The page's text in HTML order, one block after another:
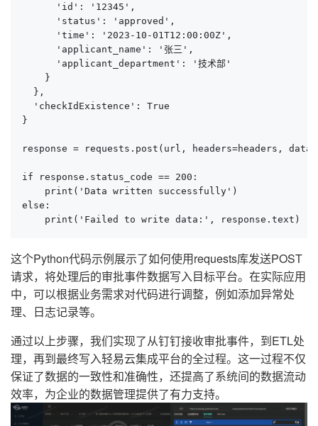
      'id': '12345',
      'status': 'approved',
      'time': '2023-10-01T12:00:00Z',
      'applicant_name': '张三',
      'applicant_department': '技术部'
    }
  },
  'checkIdExistence': True
}
response = requests.post(url, headers=headers,
if response.status_code == 200:
    print('Data written successfully')
else:
    print('Failed to write data:', response.text)
这个Python代码示例展示了如何使用requests库发送POST
请求，将处理后的审批事件数据写入目标平台。在实际应用
中，可以根据业务需求对代码进行调整，例如添加异常处
理、日志记录等。
通过以上步骤，我们实现了从钉钉接收审批事件，到ETL处
理，再到最终写入轻易云集成平台的全过程。这一过程不仅
保证了数据的一致性和准确性，还提高了系统间的数据流动
效率，为企业的数据管理提供了有力支持。